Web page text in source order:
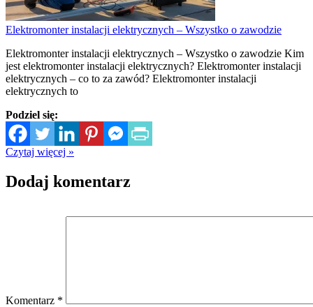
Elektromonter instalacji elektrycznych – Wszystko o zawodzie
Elektromonter instalacji elektrycznych – Wszystko o zawodzie Kim
jest elektromonter instalacji elektrycznych? Elektromonter instalacji
elektrycznych – co to za zawód? Elektromonter instalacji
elektrycznych to
Podziel się:
Czytaj więcej »
Dodaj komentarz
Komentarz *